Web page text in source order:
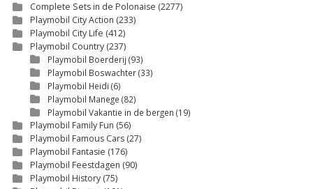
Complete Sets in de Polonaise (2277)
Playmobil City Action (233)
Playmobil City Life (412)
Playmobil Country (237)
Playmobil Boerderij (93)
Playmobil Boswachter(33)
Playmobil Heidi (6)
Playmobil Manege (82)
Playmobil Vakantie in de bergen (19)
Playmobil Family Fun (56)
Playmobil Famous Cars (27)
Playmobil Fantasie (176)
Playmobil Feestdagen (90)
Playmobil History (75)